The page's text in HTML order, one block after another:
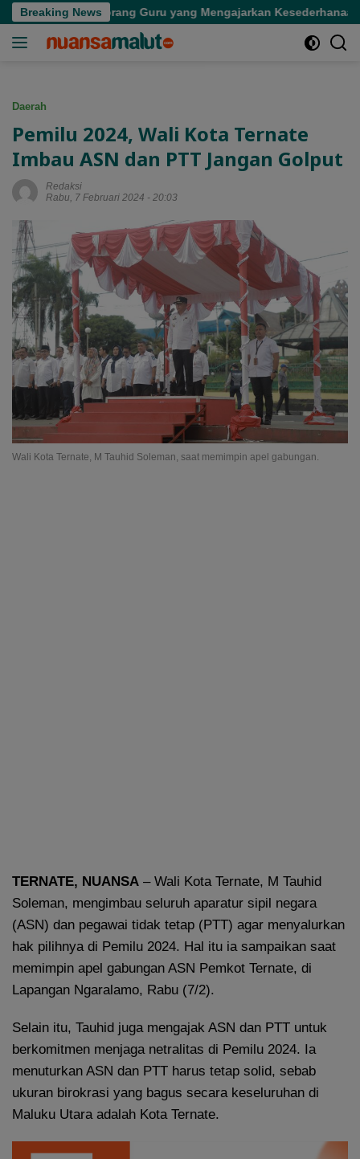
Langsung
ke
Breaking News
Seorang Guru yang Mengajarkan Kesederhanaan
Daerah
Pemilu 2024, Wali Kota Ternate
Imbau ASN dan PTT Jangan Golput
Redaksi
Rabu, 7 Februari 2024 - 20:03
Wali Kota Ternate, M Tauhid Soleman, saat memimpin apel gabungan.
TERNATE, NUANSA – Wali Kota Ternate, M Tauhid
Soleman, mengimbau seluruh aparatur sipil negara
(ASN) dan pegawai tidak tetap (PTT) agar menyalurkan
hak pilihnya di Pemilu 2024. Hal itu ia sampaikan saat
memimpin apel gabungan ASN Pemkot Ternate, di
Lapangan Ngaralamo, Rabu (7/2).
Selain itu, Tauhid juga mengajak ASN dan PTT untuk
berkomitmen menjaga netralitas di Pemilu 2024. Ia
menuturkan ASN dan PTT harus tetap solid, sebab
ukuran birokrasi yang bagus secara keseluruhan di
Maluku Utara adalah Kota Ternate.